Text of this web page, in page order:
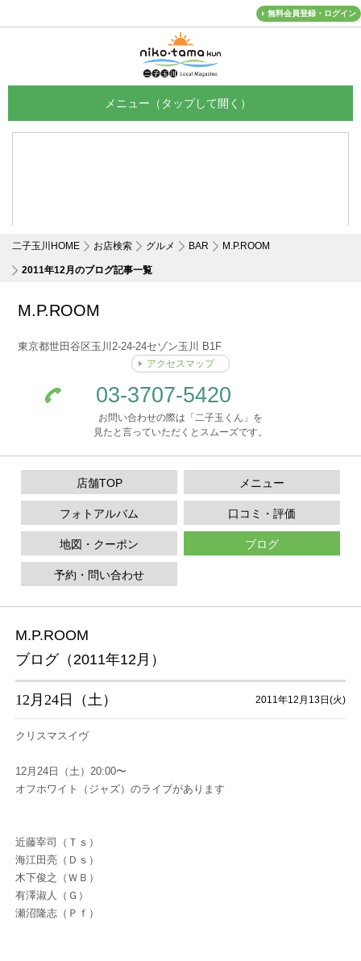
無料会員登録・ログイン
二子玉川HOME お店検索 グルメ BAR M.P.ROOM
2011年12月のブログ記事一覧
M.P.ROOM
東京都世田谷区玉川2-24-24セゾン玉川 B1F
アクセスマップ
03-3707-5420
お問い合わせの際は「二子玉くん」を
見たと言っていただくとスムーズです。
店舗TOP メニュー
フォトアルバム 口コミ・評価
地図・クーポン ブログ
予約・問い合わせ
M.P.ROOM
ブログ（2011年12月）
12月24日（土） 2011年12月13日(火)
クリスマスイヴ
12月24日（土）20:00〜
オフホワイト（ジャズ）のライブがあります
近藤宰司（Ｔｓ）
海江田亮（Ｄｓ）
木下俊之（ＷＢ）
有澤淑人（Ｇ）
瀬沼隆志（Ｐｆ）
メニュー